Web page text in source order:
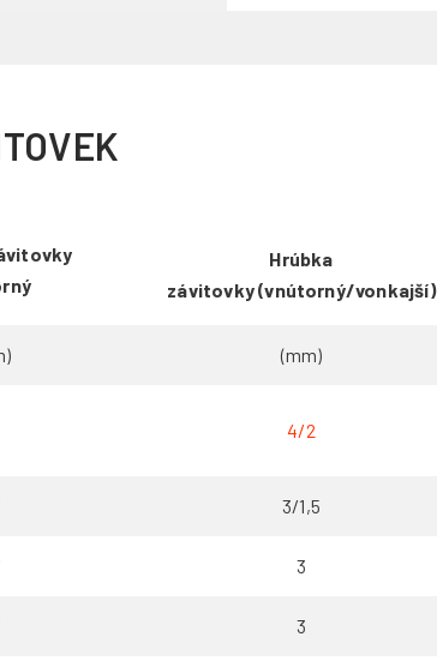
Hrúbka
závitovky (vnútorný/vonkajší)
(mm)
4/2
3/1,5
3
3